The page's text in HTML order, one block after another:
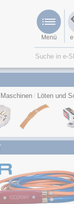
Menü
Maschinen Löten und